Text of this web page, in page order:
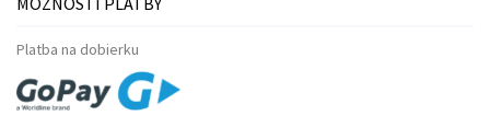
Platba na dobierku